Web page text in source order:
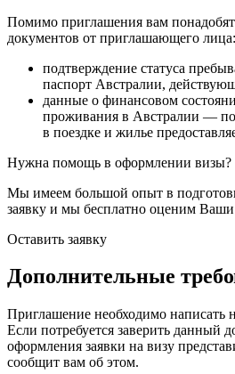
Помимо приглашения вам
документов от приглашающего лица:
подтверждение статуса
паспорт Австралии,
данные о финансовом
проживания в Австралии —
в поездке и жилье
Нужна помощь в оформлении визы?
Мы имеем большой опыт в
заявку и мы бесплатно оценим
Оставить заявку
Дополнительные
Приглашение необходимо написать
Если потребуется заверить данный
оформления заявки на визу
сообщит вам об этом.